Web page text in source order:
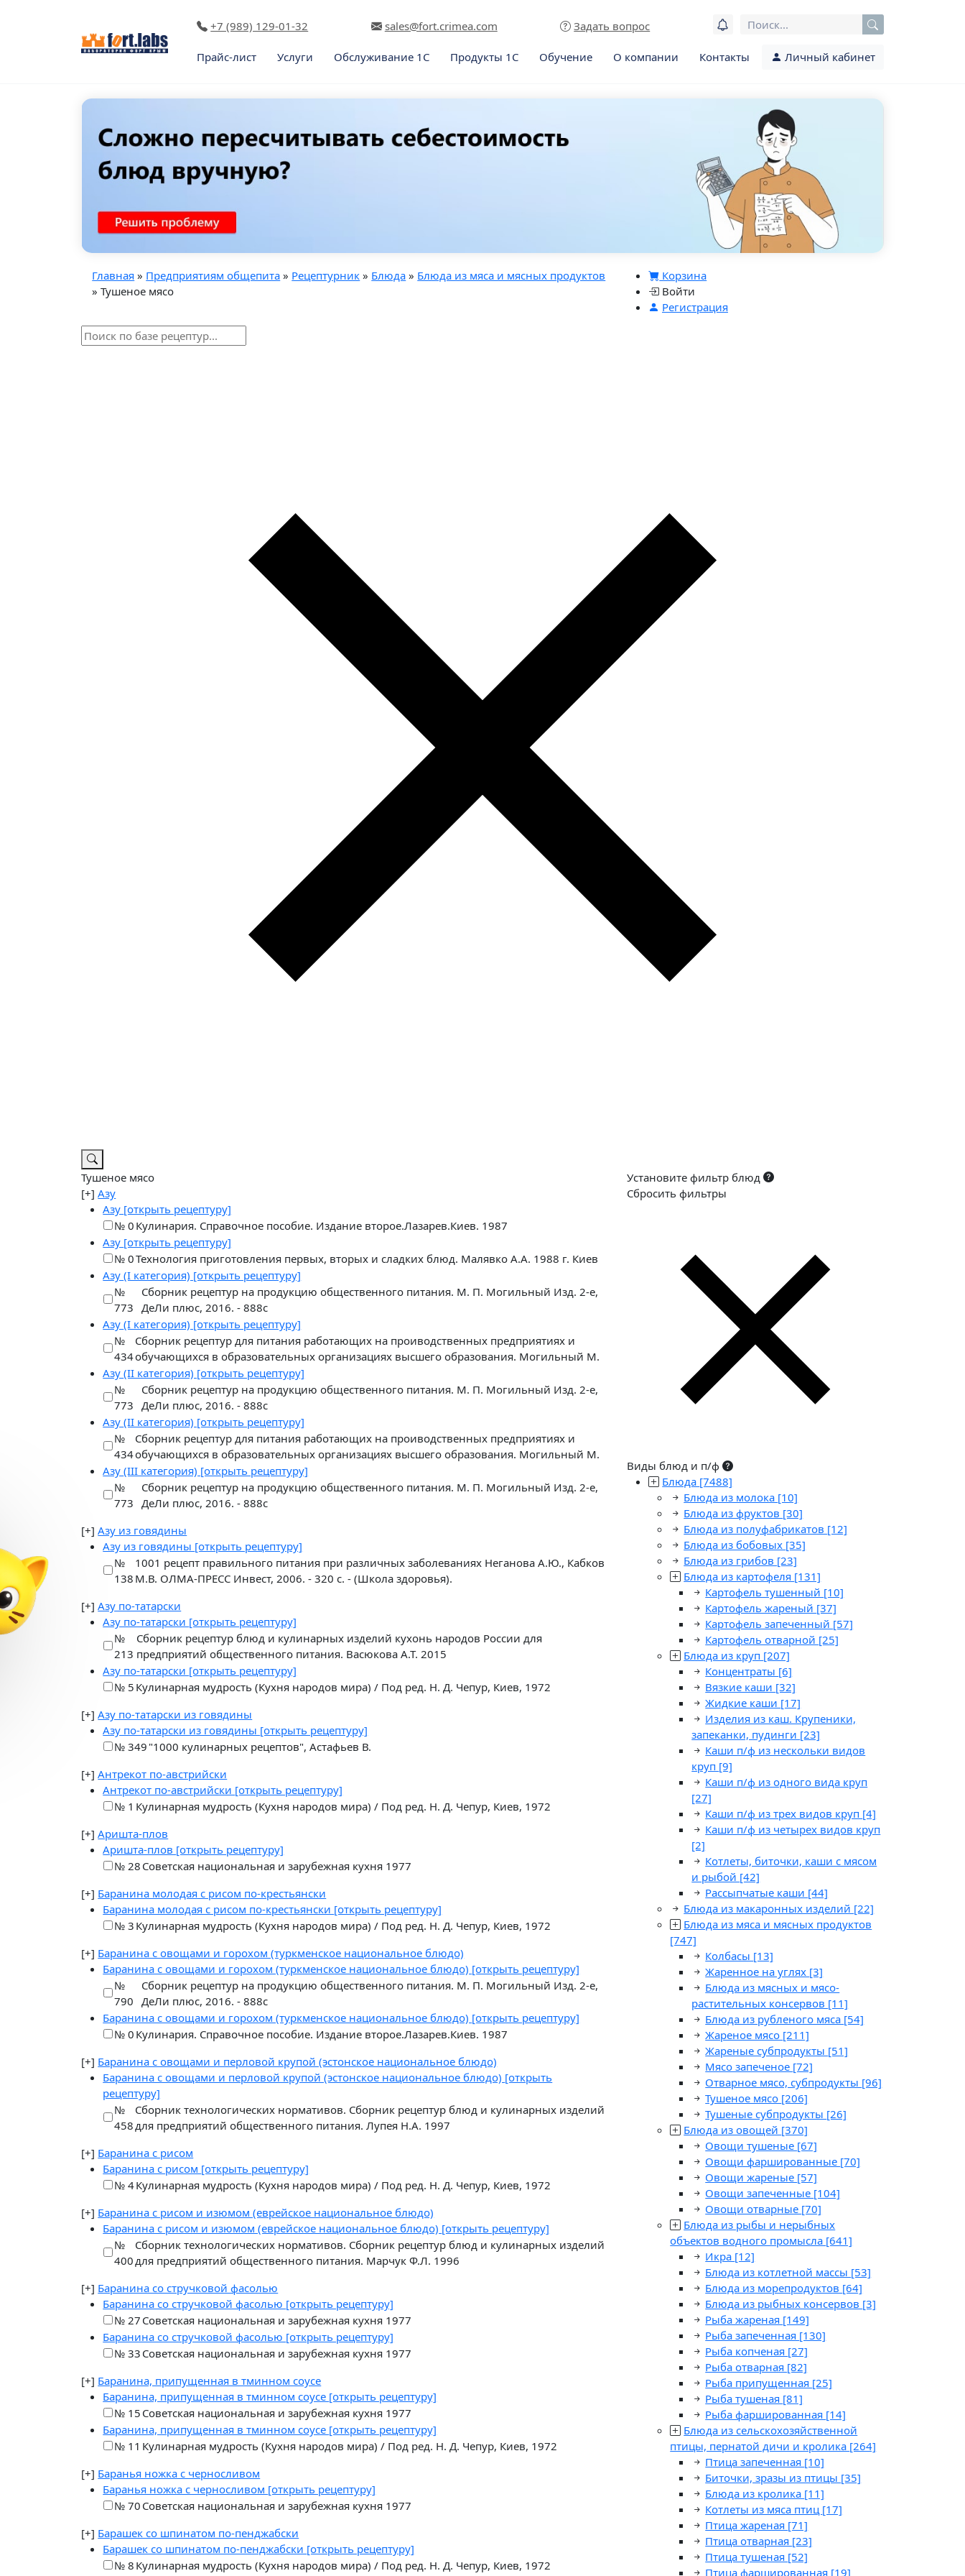
+7 (989) 129-01-32 sales@fort.crimea.com Задать вопрос
Прайс-лист Услуги Обслуживание 1С Продукты 1С Обучение О компании Контакты Личный кабинет
Главная » Предприятиям общепита » Рецептурник » Блюда » Блюда из мяса и мясных продуктов
» Тушеное мясо
Корзина
Войти
Регистрация
Установите фильтр блюд
Сбросить фильтры
Виды блюд и п/ф
Блюда [7488]
Блюда из молока [10]
Блюда из фруктов [30]
Блюда из полуфабрикатов [12]
Блюда из бобовых [35]
Блюда из грибов [23]
Блюда из картофеля [131]
Картофель тушенный [10]
Картофель жареный [37]
Картофель запеченный [57]
Картофель отварной [25]
Блюда из круп [207]
Концентраты [6]
Вязкие каши [32]
Жидкие каши [17]
Изделия из каш. Крупеники,
запеканки, пудинги [23]
Каши п/ф из нескольки видов
круп [9]
Каши п/ф из одного вида круп
[27]
Каши п/ф из трех видов круп [4]
Каши п/ф из четырех видов круп
[2]
Котлеты, биточки, каши с мясом
и рыбой [42]
Рассыпчатые каши [44]
Блюда из макаронных изделий [22]
Блюда из мяса и мясных продуктов
[747]
Колбасы [13]
Жаренное на углях [3]
Блюда из мясных и мясо-
растительных консервов [11]
Блюда из рубленого мяса [54]
Жареное мясо [211]
Жареные субпродукты [51]
Мясо запеченое [72]
Отварное мясо, субпродукты [96]
Тушеное мясо [206]
Тушеные субпродукты [26]
Блюда из овощей [370]
Овощи тушеные [67]
Овощи фаршированные [70]
Овощи жареные [57]
Овощи запеченные [104]
Овощи отварные [70]
Блюда из рыбы и нерыбных
объектов водного промысла [641]
Икра [12]
Блюда из котлетной массы [53]
Блюда из морепродуктов [64]
Блюда из рыбных консервов [3]
Рыба жареная [149]
Рыба запеченная [130]
Рыба копченая [27]
Рыба отварная [82]
Рыба припущенная [25]
Рыба тушеная [81]
Рыба фаршированная [14]
Блюда из сельскохозяйственной
птицы, пернатой дичи и кролика [264]
Птица запеченная [10]
Биточки, зразы из птицы [35]
Блюда из кролика [11]
Котлеты из мяса птиц [17]
Птица жареная [71]
Птица отварная [23]
Птица тушеная [52]
Птица фаршированная [19]
Тушеное мясо
[+] Азу
Азу [открыть рецептуру]
№ 0 Кулинария. Справочное пособие. Издание второе.Лазарев.Киев. 1987
Азу [открыть рецептуру]
№ 0Технология приготовления первых, вторых и сладких блюд. Малявко А.А. 1988 г. Киев
Азу(I категория) [открыть рецептуру]
№
773
Сборник рецептур на продукцию общественного питания. М. П. Могильный Изд. 2-е,
ДеЛи плюс, 2016. - 888с
Азу(I категория) [открыть рецептуру]
№
434
Сборник рецептур для питания работающих на проиводственных предприятиях и
обучающихся в образовательных организациях высшего образования. Могильный М.
Азу(II категория) [открыть рецептуру]
№
773
Сборник рецептур на продукцию общественного питания. М. П. Могильный Изд. 2-е,
ДеЛи плюс, 2016. - 888с
Азу(II категория) [открыть рецептуру]
№
434
Сборник рецептур для питания работающих на проиводственных предприятиях и
обучающихся в образовательных организациях высшего образования. Могильный М.
Азу(III категория) [открыть рецептуру]
№
773
Сборник рецептур на продукцию общественного питания. М. П. Могильный Изд. 2-е,
ДеЛи плюс, 2016. - 888с
[+] Азу из говядины
Азу из говядины [открыть рецептуру]
№
138
1001 рецепт правильного питания при различных заболеваниях Неганова А.Ю., Кабков
М.В. ОЛМА-ПРЕСС Инвест, 2006. - 320 с. - (Школа здоровья).
[+] Азу по-татарски
Азу по-татарски [открыть рецептуру]
№
213
Сборник рецептур блюд и кулинарных изделий кухонь народов России для
предприятий общественного питания. Васюкова А.Т. 2015
Азу по-татарски [открыть рецептуру]
№ 5 Кулинарная мудрость (Кухня народов мира) / Под ред. Н. Д. Чепур, Киев, 1972
[+] Азу по-татарски из говядины
Азу по-татарски из говядины [открыть рецептуру]
№ 349 "1000 кулинарных рецептов", Астафьев В.
[+] Антрекот по-австрийски
Антрекот по-австрийски [открыть рецептуру]
№ 1 Кулинарная мудрость (Кухня народов мира) / Под ред. Н. Д. Чепур, Киев, 1972
[+] Аришта-плов
Аришта-плов [открыть рецептуру]
№ 28 Советская национальная и зарубежная кухня 1977
[+] Баранина молодая с рисом по-крестьянски
Баранина молодая с рисом по-крестьянски [открыть рецептуру]
№ 3 Кулинарная мудрость (Кухня народов мира) / Под ред. Н. Д. Чепур, Киев, 1972
[+] Баранина с овощами и горохом (туркменское национальное блюдо)
Баранина с овощами и горохом (туркменское национальное блюдо) [открыть рецептуру]
№
790
Сборник рецептур на продукцию общественного питания. М. П. Могильный Изд. 2-е,
ДеЛи плюс, 2016. - 888с
Баранина с овощами и горохом (туркменское национальное блюдо) [открыть рецептуру]
№ 0 Кулинария. Справочное пособие. Издание второе.Лазарев.Киев. 1987
[+] Баранина с овощами и перловой крупой (эстонское национальное блюдо)
Баранина с овощами и перловой крупой (эстонское национальное блюдо) [открыть
рецептуру]
№
458
Сборник технологических нормативов. Сборник рецептур блюд и кулинарных изделий
для предприятий общественного питания. Лупея Н.А. 1997
[+] Баранина с рисом
Баранина с рисом [открыть рецептуру]
№ 4Кулинарная мудрость (Кухня народов мира) / Под ред. Н. Д. Чепур, Киев, 1972
[+] Баранина с рисом и изюмом (еврейское национальное блюдо)
Баранина с рисом и изюмом (еврейское национальное блюдо) [открыть рецептуру]
№
400
Сборник технологических нормативов. Сборник рецептур блюд и кулинарных изделий
для предприятий общественного питания. Марчук Ф.Л. 1996
[+] Баранина со стручковой фасолью
Баранина со стручковой фасолью [открыть рецептуру]
№ 27 Советская национальная и зарубежная кухня 1977
Баранина со стручковой фасолью [открыть рецептуру]
№ 33 Советская национальная и зарубежная кухня 1977
[+] Баранина, припущенная в тминном соусе
Баранина, припущенная в тминном соусе [открыть рецептуру]
№ 15 Советская национальная и зарубежная кухня 1977
Баранина, припущенная в тминном соусе [открыть рецептуру]
№ 11 Кулинарная мудрость (Кухня народов мира) / Под ред. Н. Д. Чепур, Киев, 1972
[+] Баранья ножка с черносливом
Баранья ножка с черносливом [открыть рецептуру]
№ 70 Советская национальная и зарубежная кухня 1977
[+] Барашек со шпинатом по-пенджабски
Барашек со шпинатом по-пенджабски [открыть рецептуру]
№ 8 Кулинарная мудрость (Кухня народов мира) / Под ред. Н. Д. Чепур, Киев, 1972